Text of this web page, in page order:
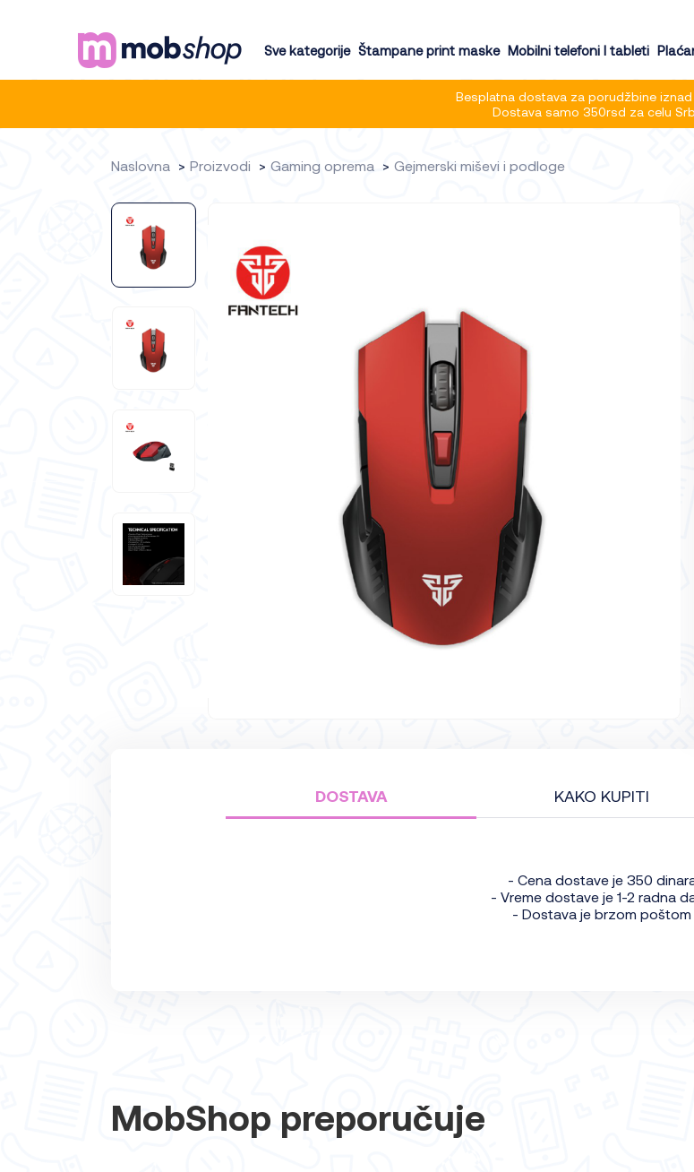
Sve kategorije Štampane print maske Mobilni telefoni I tableti
Besplatna dostava za porudžbine
Dostava samo 350rsd za celu
Naslovna Proizvodi Gaming oprema Gejmerski miševi i podloge
DOSTAVA KAKO KUPITI
- Cena dostave je 350
- Vreme dostave je 1-2 radna
- Dostava je brzom poštom
MobShop preporučuje